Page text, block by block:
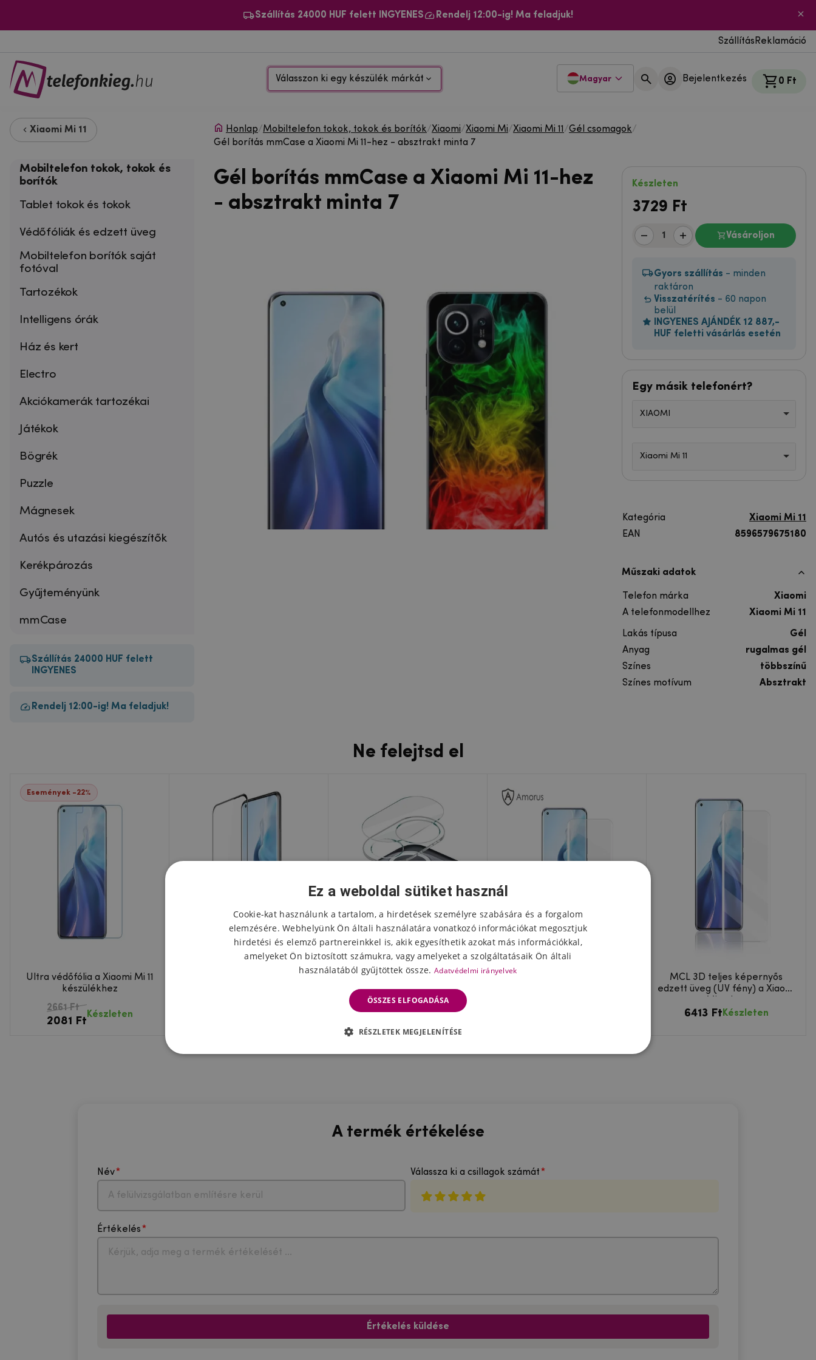
Szállítás 24000 HUF felett INGYENES Rendelj 12:00-ig! Ma feladjuk!
Szállítás Reklamáció
Válasszon ki egy készülék márkát Magyar Bejelentkezés 0 Ft
Xiaomi Mi 11
Mobiltelefon tokok, tokok és
borítók
Tablet tokok és tokok
Védőfóliák és edzett üveg
Mobiltelefon borítók saját
fotóval
Tartozékok
Intelligens órák
Ház és kert
Electro
Akciókamerák tartozékai
Játékok
Bögrék
Puzzle
Mágnesek
Autós és utazási kiegészítők
Kerékpározás
Gyűjteményünk
mmCase
Szállítás 24000 HUF felett
INGYENES
Rendelj 12:00-ig! Ma feladjuk!
Honlap/Mobiltelefon tokok, tokok és borítók/Xiaomi/Xiaomi Mi/Xiaomi Mi 11 /Gél csomagok/
Gél borítás mmCase a Xiaomi Mi 11-hez - absztrakt minta 7
Gél borítás mmCase a Xiaomi Mi 11-hez
- absztrakt minta 7
Készleten
3729 Ft
Vásároljon
Gyors szállítás - minden
raktáron
Visszatérítés - 60 napon
belül
INGYENES AJÁNDÉK 12 887,-
HUF feletti vásárlás esetén
Egy másik telefonért?
XIAOMI
Xiaomi Mi 11
Kategória
Xiaomi Mi 11
EAN
8596579675180
Műszaki adatok
Telefon márka
Xiaomi
A telefonmodellhez
Xiaomi Mi 11
Lakás típusa
Gél
Anyag
rugalmas gél
Színes
többszínű
Színes motívum
Absztrakt
Ne felejtsd el
Események -22%
Ultra védőfólia a Xiaomi Mi 11
készülékhez
2661 Ft
2081 Ft
Készleten
IMK edzett üvegből készült
kamera lencse a Xiaomi Mi 11-
en
1781 FtKészleten
MCL 3D teljes képernyős
edzett üveg (UV fény) a Xiaomi
6413 Ft Készleten
A termék értékelése
Név Válassza ki a csillagok számát
Értékelés
Értékelés küldése
Ez a weboldal sütiket használ
Cookie-kat használunk a tartalom, a hirdetések személyre szabására és a forgalom
elemzésére. Webhelyünk Ön általi használatára vonatkozó információkat megosztjuk
hirdetési és elemző partnereinkkel is, akik egyesíthetik azokat más információkkal,
amelyeket Ön biztosított számukra, vagy amelyeket a szolgáltatásaik Ön általi
használatából gyűjtöttek össze. Adatvédelmi irányelvek
ÖSSZES ELFOGADÁSA
RÉSZLETEK MEGJELENÍTÉSE